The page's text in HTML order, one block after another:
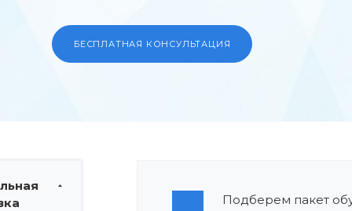
БЕСПЛАТНАЯ КОНСУЛЬТАЦИЯ
Подберем пакет